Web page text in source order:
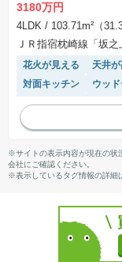
3180万円
4LDK / 103.71m²（
ＪＲ指宿枕崎線「坂之
花火が見える 天井
対面キッチン
ウッ
食洗機
システムキ
トイレ2個以上
IH
※サイトの表示内容が現在の状
会社にご確認ください。
※表示しているタグ情報の詳細